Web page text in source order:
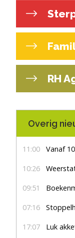
RH
Overig
11:00 Vanaf 10
10:26
09:51 Boekenmarkt
07:16
17:07 Luk